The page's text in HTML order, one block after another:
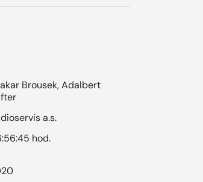
Brousek,Adalbert
a.s.
hod.